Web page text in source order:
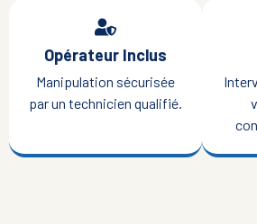
Opérateur Inclus
Manipulation sécurisée
par un technicien qualifié.